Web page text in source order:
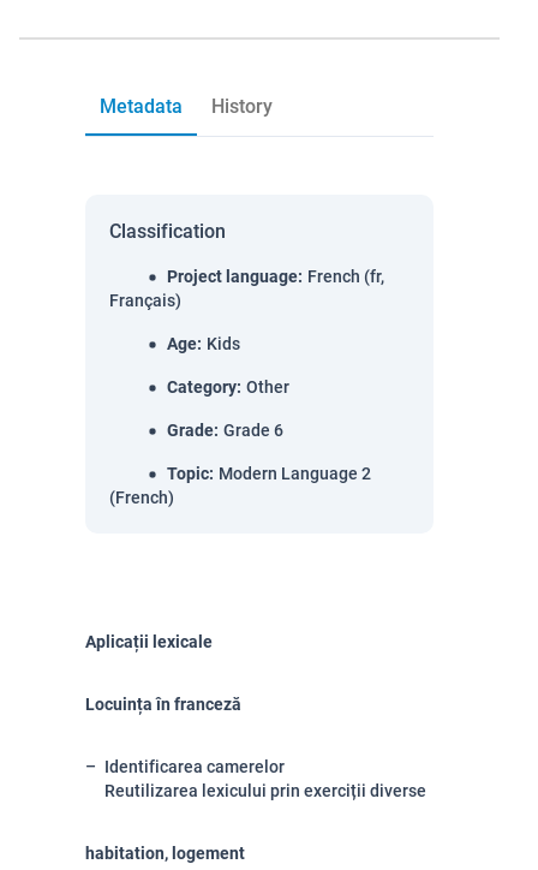
Metadata History
Classification
Project language: French (fr,
Français)
Age: Kids
Category: Other
Grade: Grade 6
Topic: Modern Language 2
(French)
Aplicații lexicale
Locuința în franceză
Identificarea camerelor
Reutilizarea lexicului prin exerciții diverse
habitation, logement